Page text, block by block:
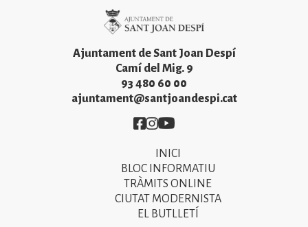
Ajuntament de Sant Joan Despí
Camí del Mig. 9
93 480 60 00
ajuntament@santjoandespi.cat
Imatge
Imatge
Imatge
INICI
BLOC INFORMATIU
TRÀMITS ONLINE
CIUTAT MODERNISTA
EL BUTLLETÍ